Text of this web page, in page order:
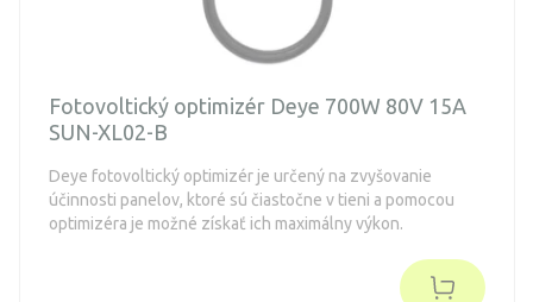
Fotovoltický optimizér Deye 700W 80V 15A
SUN-XL02-B
Deye fotovoltický optimizér je určený na zvyšovanie
účinnosti panelov, ktoré sú čiastočne v tieni a pomocou
optimizéra je možné získať ich maximálny výkon.